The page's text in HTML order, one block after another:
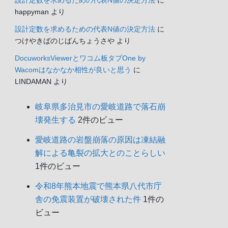
南海トラフ巨大地震
只今、カスタマーの評価を取得して
います。
￥1,320 (2025年10月30日 05:54 GMT +09:00
時点 -詳細はこちら
happyman より
設計定数を求めるための代表N値の決定方法 に
つけやきばのじばんちょうさや より
DocuworksViewerとワコム板タブOne by
Wacomはなかなか相性が良いと思う に
LINDAMAN より
岐阜県多治見市の愛岐道路で落石崩
壊発生する 2件のビュー
愛岐道路の岩盤崩落の原因は凍結融
解による亀裂の拡大とのことらしい
1件のビュー
令和8年熊本地震で熊本県八代市庁
舎の免震装置が破壊された件 1件の
ビュー